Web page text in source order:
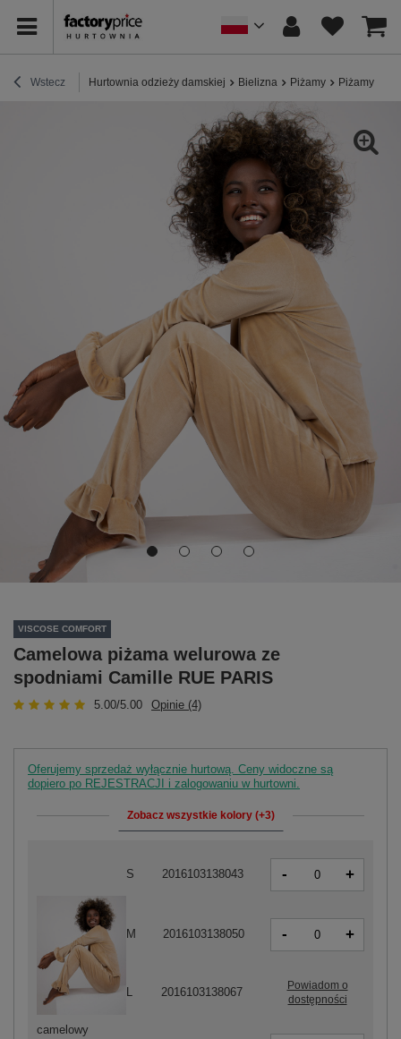
Wstecz Hurtownia odzieży damskiej Bielizna Piżamy Piżamy
VISCOSE COMFORT
Camelowa piżama welurowa ze
spodniami Camille RUE PARIS
5.00/5.00 Opinie (4)
Oferujemy sprzedaż wyłącznie hurtową. Ceny widoczne są
dopiero po REJESTRACJI i zalogowaniu w hurtowni.
Zobacz wszystkie kolory (+3)
camelowy
S 2016103138043 - +
M 2016103138050 - +
2016103138067
Powiadom o
dostępności